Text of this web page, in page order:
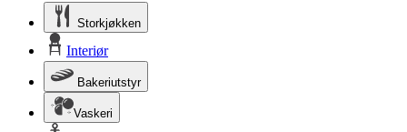
Storkjøkken
Interiør
Bakeriutstyr
Vaskeri